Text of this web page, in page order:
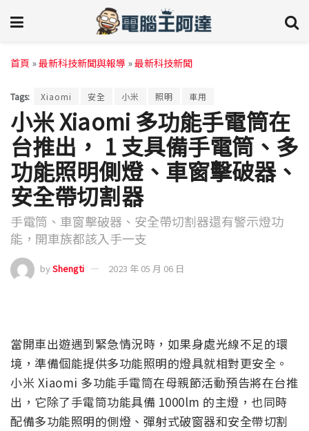
首頁 »最新科技新聞與報導 »最新科技新聞
Tags: Xiaomi 安全 小米 照明 車用
小米 Xiaomi 多功能手電筒在
台推出， 1 支具備手電筒、多
功能照明側燈、車窗擊破器、
安全帶切割器
手電筒、車窗擊破器、安全帶切割器還有警示燈功
能，開車族都該入手一支
byShengti 2023 年 05 月 06 日
當開車出遊遇到緊急情況時，如果身處光線不足的環
境，準備個能提供多功能照明的燈具就相對更安全。
小米 Xiaomi 多功能手電筒在母親節活動預告將在台推
出，它除了手電筒功能具備 1000lm 的主燈，也同時
配備多功能照明的側燈、彈射式破窗器和安全帶切割